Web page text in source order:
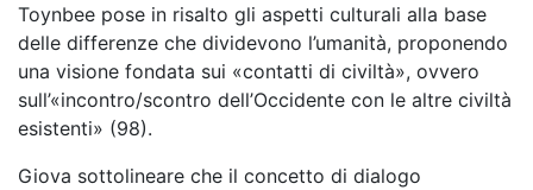
Toynbee pose in risalto gli aspetti culturali alla base
delle differenze che dividevono l’umanità, proponendo
una visione fondata sui «contatti di civiltà», ovvero
sull’«incontro/scontro dell’Occidente con le altre civiltà
esistenti» (98).
Giova sottolineare che il concetto di dialogo